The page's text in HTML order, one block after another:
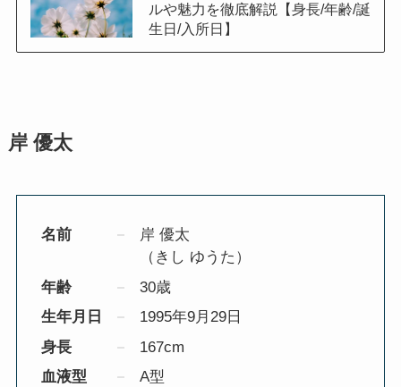
ルや魅力を徹底解説【身長/年齢/誕
生日/入所日】
岸 優太
名前
岸 優太
（きし ゆうた）
年齢
30歳
生年月日
1995年9月29日
身長
167cm
血液型
A型